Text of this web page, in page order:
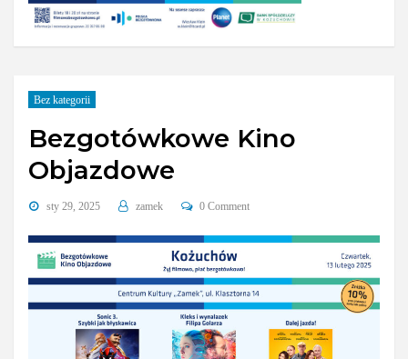
Bez kategorii
Bezgotówkowe Kino
Objazdowe
sty 29, 2025 zamek 0 Comment